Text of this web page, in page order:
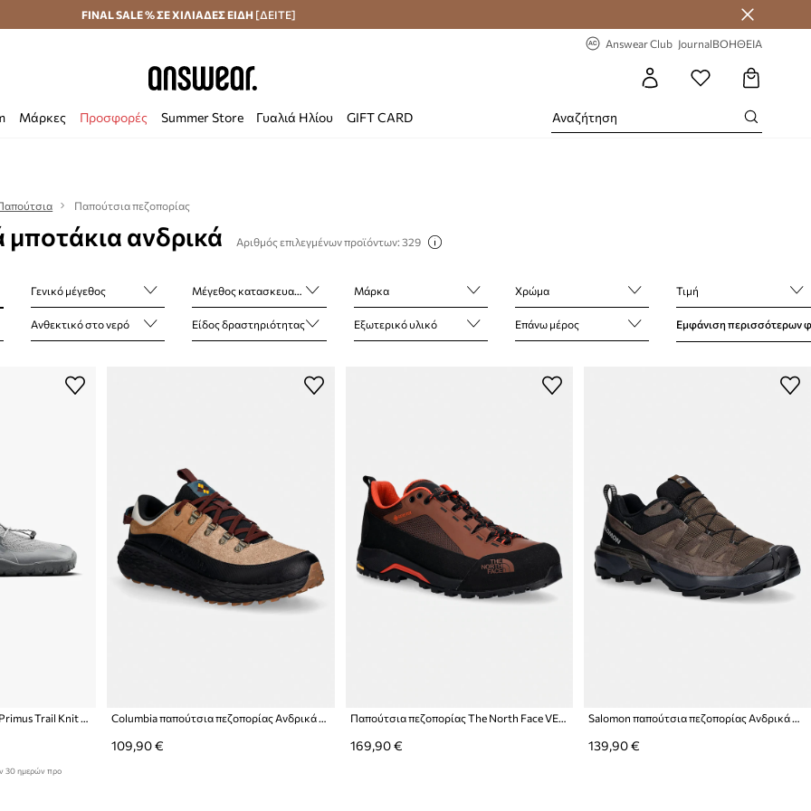
Αποστολή σε 24 ώρες Εξοικονομήστε με το Answear Club
FINAL SALE % ΣΕ ΧΙΛΙΑΔΕΣ ΕΙΔΗ [ΔΕΙΤΕ]
Answear Club JournalΒΟΗΘΕΙΑ
Μάρκες Προσφορές Summer Store Γυαλιά Ηλίου GIFT CARD
Παπούτσια πεζοπορίας
μποτάκια ανδρικά Αριθμός επιλεγμένων προϊόντων: 329
Γενικό μέγεθος Μέγεθος κατασκευαστή Μάρκα Χρώμα Τιμή
Ανθεκτικό στο νερό Είδος δραστηριότητας Εξωτερικό υλικό Επάνω μέρος Εμφάνιση περισσότερων
30 ημερών προ
109,90 €
Παπούτσια πεζοπορίας The North Face VERTO ALPINE GORE-TEX
169,90 € 139,90 €